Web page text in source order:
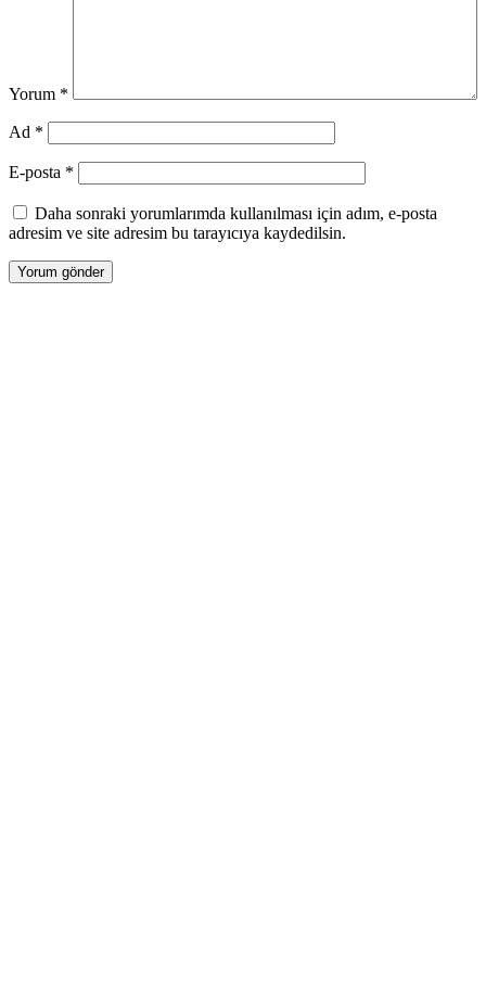
Yorum *
Ad *
E-posta *
Daha sonraki yorumlarımda kullanılması için adım, e-posta
adresim ve site adresim bu tarayıcıya kaydedilsin.